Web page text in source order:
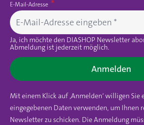
E-Mail-Adresse
Ja, ich möchte den DIASHOP Newsletter
Abmeldung ist jederzeit möglich.
Anmelden
Mit einem Klick auf ‚Anmelden‘ willigen Sie
eingegebenen Daten verwenden, um Ihnen
Newsletter zu schicken. Die Anmeldung